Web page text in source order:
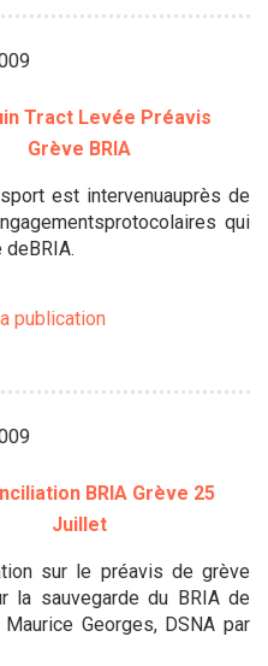
Tract Levée Préavis
Grève BRIA
est intervenuauprès de
qui
publication
BRIA Grève 25
Juillet
sur le préavis de grève
la sauvegarde du BRIA de
Georges, DSNA par